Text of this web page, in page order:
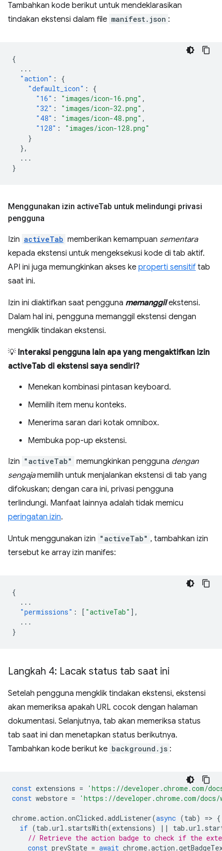
Tambahkan kode berikut untuk mendeklarasikan
tindakan ekstensi dalam file manifest.json :
{
...
"action" :
{
"default_icon" :
{
"16" : "images/icon-16.png" ,
"32" : "images/icon-32.png" ,
"48" : "images/icon-48.png" ,
"128" :
"images/icon-128.png"
}
},
...
}
Menggunakan izin activeTab untuk melindungi privasi
pengguna
Izin activeTab memberikan kemampuan sementara
kepada ekstensi untuk mengeksekusi kode di tab aktif.
API ini juga memungkinkan akses ke properti sensitif tab
saat ini.
Izin ini diaktifkan saat pengguna memanggilekstensi.
Dalam hal ini, pengguna memanggil ekstensi dengan
mengklik tindakan ekstensi.
💡 Interaksi pengguna lain apa yang mengaktifkan izin
activeTab di ekstensi saya sendiri?
Menekan kombinasi pintasan keyboard.
Memilih item menu konteks.
Menerima saran dari kotak omnibox.
Membuka pop-up ekstensi.
Izin "activeTab" memungkinkan pengguna dengan
sengajamemilih untuk menjalankan ekstensi di tab yang
difokuskan; dengan cara ini, privasi pengguna
terlindungi. Manfaat lainnya adalah tidak memicu
peringatan izin.
Untuk menggunakan izin "activeTab" , tambahkan izin
tersebut ke array izin manifes:
{
...
"permissions" : [ "activeTab" ],
...
}
Langkah 4: Lacak status tab saat ini
Setelah pengguna mengklik tindakan ekstensi, ekstensi
akan memeriksa apakah URL cocok dengan halaman
dokumentasi. Selanjutnya, tab akan memeriksa status
tab saat ini dan menetapkan status berikutnya.
Tambahkan kode berikut ke background.js :
const extensions =
'https://developer.chrome.com/
const webstore = 'https://developer.chrome.com/docs/
chrome.action .onClicked .addListener(async (tab) => {
if (tab .url . startsWith(extensions) || tab .url .
// Retrieve the action badge to check if the
const prevState = await chrome.action .